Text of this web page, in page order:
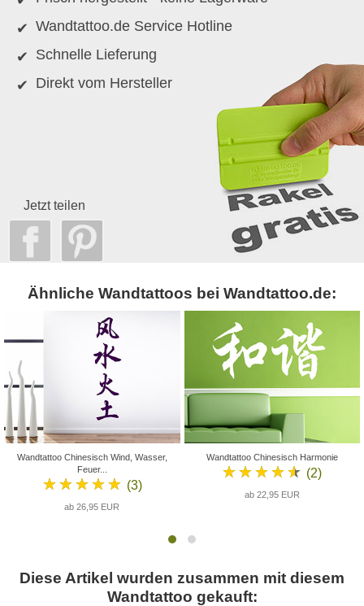
Wandtattoo.de Service Hotline
Schnelle Lieferung
Direkt vom Hersteller
Jetzt teilen
Ähnliche Wandtattoos bei Wandtattoo.de:
Wandtattoo Chinesisch Wind, Wasser,
Feuer...
★★★★★ (3)
ab 26,95 EUR
Wandtattoo Chinesisch Harmonie
★★★★★ (2)
ab 22,95 EUR
Diese Artikel wurden zusammen mit diesem
Wandtattoo gekauft: